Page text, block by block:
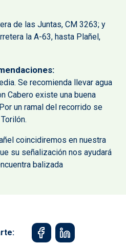
de las Juntas, CM 3263; y
la A-63, hasta Plañel,
Se recomienda llevar agua
Cabero existe una buena
un ramal del recorrido se
coincidiremos en nuestra
su señalización nos ayudará
balizada